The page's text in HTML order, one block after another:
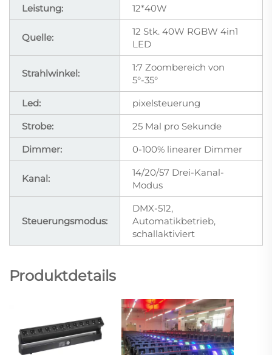
Leistung: 12*40W
Quelle:
12 Stk. 40W RGBW 4in1
LED
Strahlwinkel:
1:7 Zoombereich von
5°-35°
Led:
pixelsteuerung
Strobe:
25 Mal pro Sekunde
Dimmer:
0-100% linearer Dimmer
Kanal:
14/20/57 Drei-Kanal-
Modus
Steuerungsmodus:
DMX-512,
Automatikbetrieb,
schallaktiviert
Produktdetails